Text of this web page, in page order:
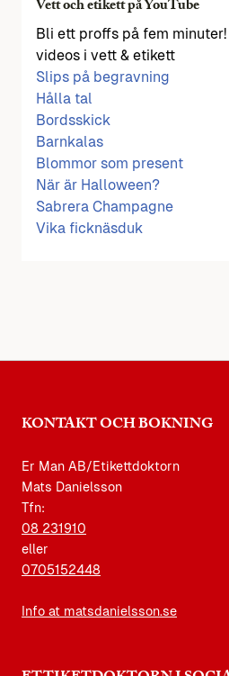
Vett och etikett på YouTube
Bli ett proffs på fem
videos i vett & etikett
Slips på begravning
Hålla tal
Bordsskick
Barnkalas
Blommor som present
När är Halloween?
Sabrera Champagne
Vika ficknäsduk
KONTAKT OCH BOKNING
Er Man AB/Etikettdoktorn
Mats Danielsson
Tfn:
08 231910
eller
0705152448
Info at matsdanielsson.se